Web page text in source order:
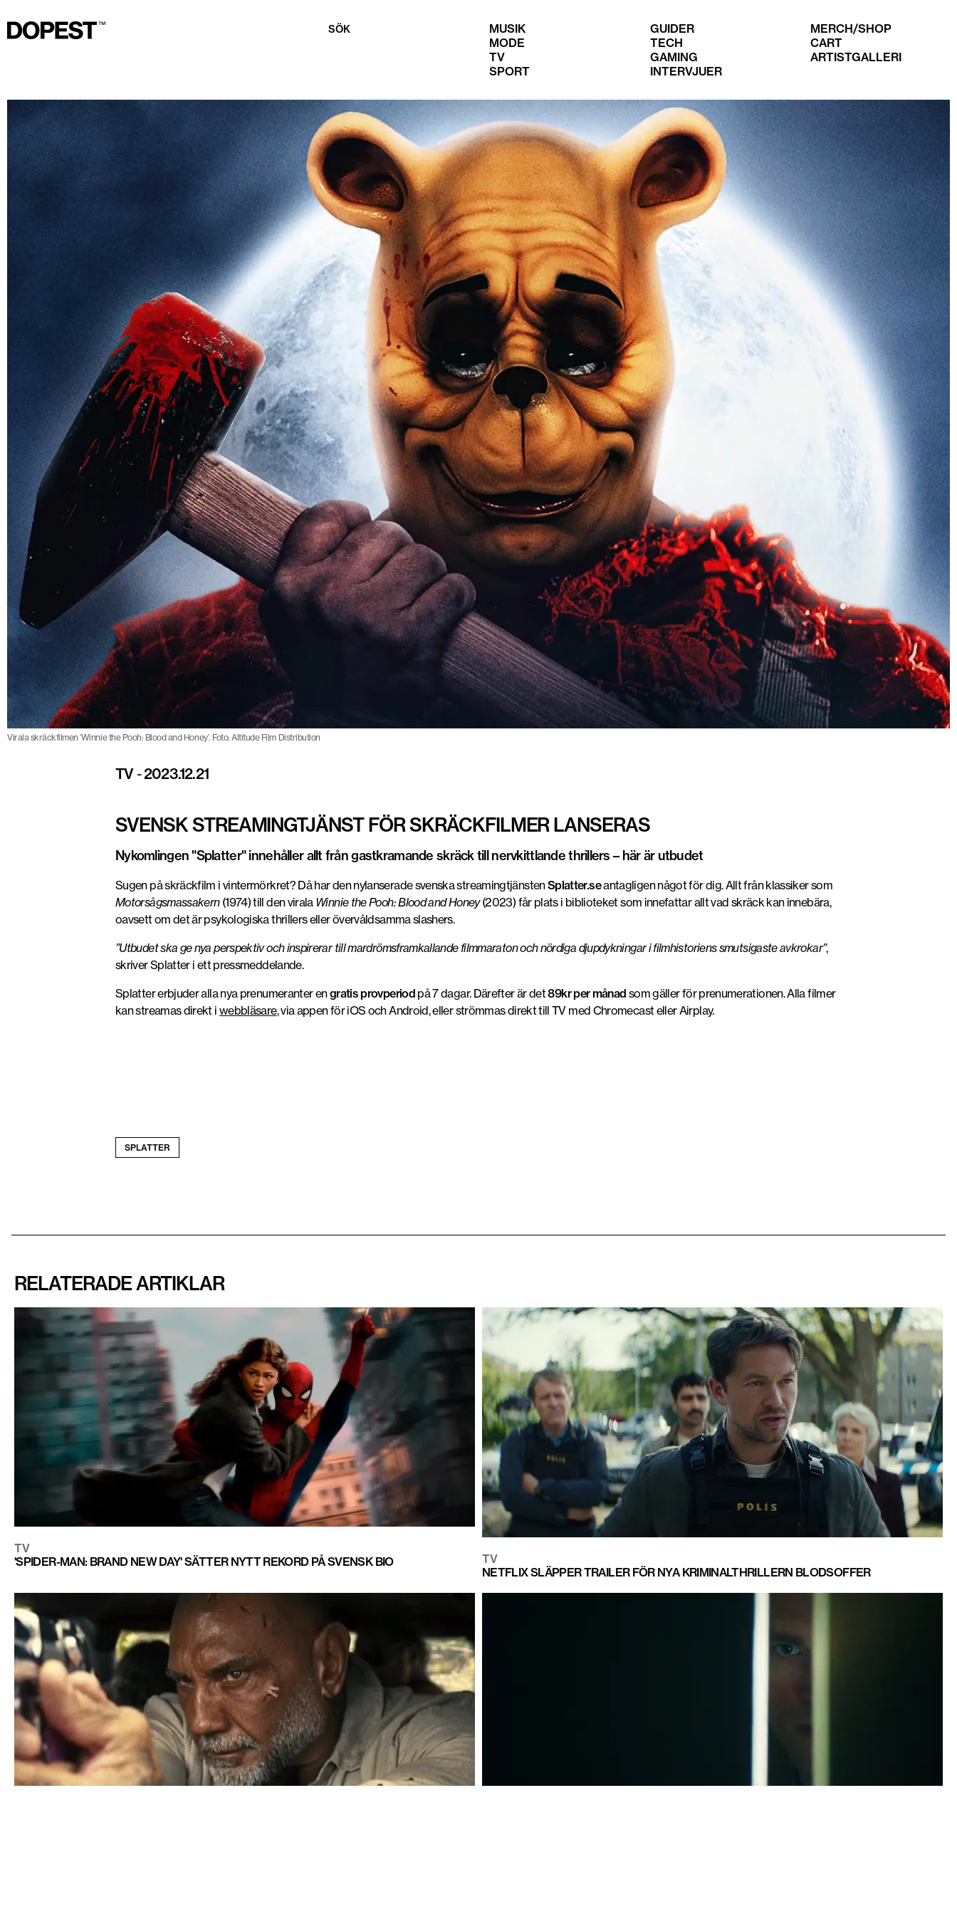
SÖK
MUSIK
MODE
TV
SPORT
GUIDER
TECH
GAMING
INTERVJUER
MERCH/SHOP
CART
ARTISTGALLERI
Virala skräckfilmen ’Winnie the Pooh: Blood and Honey’. Foto: Altitude Film Distribution
TV-2023.12.21
SVENSK STREAMINGTJÄNST FÖR SKRÄCKFILMER LANSERAS
Nykomlingen "Splatter" innehåller allt från gastkramande skräck till nervkittlande thrillers – här är utbudet
Sugen på skräckfilm i vintermörkret? Då har den nylanserade svenska streamingtjänstenSplatter.seantagligen något för dig. Allt från klassiker som
Motorsågsmassakern(1974) till den virala Winnie the Pooh: Blood and Honey(2023) får plats i biblioteket som innefattar allt vad skräck kan innebära,
oavsett om det är psykologiska thrillers eller övervåldsamma slashers.
”Utbudet ska ge nya perspektiv och inspirerar till mardrömsframkallande filmmaraton och nördiga djupdykningar i filmhistoriens smutsigaste avkrokar”,
skriver Splatter i ett pressmeddelande.
Splatter erbjuder alla nya prenumeranter engratis provperiodpå 7 dagar. Därefter är det89kr per månad som gäller för prenumerationen. Alla filmer
kan streamas direkt i webbläsare, via appen för iOS och Android, eller strömmas direkt till TV med Chromecast eller Airplay.
SPLATTER
RELATERADE ARTIKLAR
TV
'SPIDER-MAN: BRAND NEW DAY' SÄTTER NYTT REKORD PÅ SVENSK BIO
TV
NETFLIX SLÄPPER TRAILER FÖR NYA KRIMINALTHRILLERN BLODSOFFER